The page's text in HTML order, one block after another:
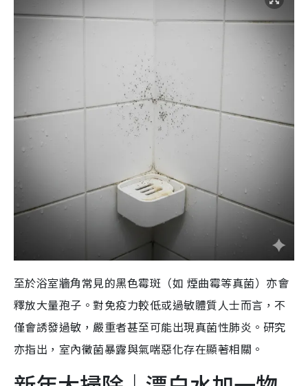
至於浴室牆角常見的黑色霉斑（如 煙曲霉等真菌）亦會
釋放大量孢子。對免疫力較低或過敏體質人士而言，不
僅會誘發過敏，嚴重者甚至可能出現真菌性肺炎。研究
亦指出，室內黴菌暴露與氣喘惡化存在顯著相關。